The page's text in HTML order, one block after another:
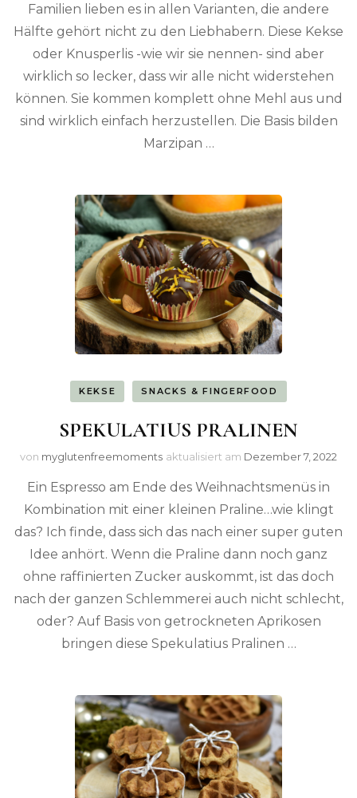
Familien lieben es in allen Varianten, die andere
Hälfte gehört nicht zu den Liebhabern. Diese Kekse
oder Knusperlis -wie wir sie nennen- sind aber
wirklich so lecker, dass wir alle nicht widerstehen
können. Sie kommen komplett ohne Mehl aus und
sind wirklich einfach herzustellen. Die Basis bilden
Marzipan …
KEKSE SNACKS & FINGERFOOD
SPEKULATIUS PRALINEN
von myglutenfreemoments aktualisiert am Dezember 7, 2022
Ein Espresso am Ende des Weihnachtsmenüs in
Kombination mit einer kleinen Praline…wie klingt
das? Ich finde, dass sich das nach einer super guten
Idee anhört. Wenn die Praline dann noch ganz
ohne raffinierten Zucker auskommt, ist das doch
nach der ganzen Schlemmerei auch nicht schlecht,
oder? Auf Basis von getrockneten Aprikosen
bringen diese Spekulatius Pralinen …